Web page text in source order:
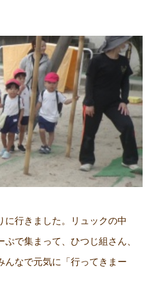
に行きました。リュックの中
で集まって、ひつじ組さん、
んなで元気に「行ってきまー